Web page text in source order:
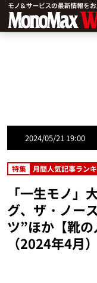
2024/05/21 19:00
特集 月間人気記事ラン
「一生モノ」
グ、ザ・ノー
ツ”ほか【靴の
（2024年4月）